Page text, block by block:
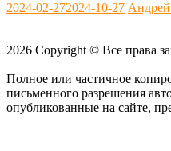
2024-02-272024-10-27 Андрей
2026 Copyright © Все права
Полное или частичное
письменного разрешения
опубликованные на сайте,